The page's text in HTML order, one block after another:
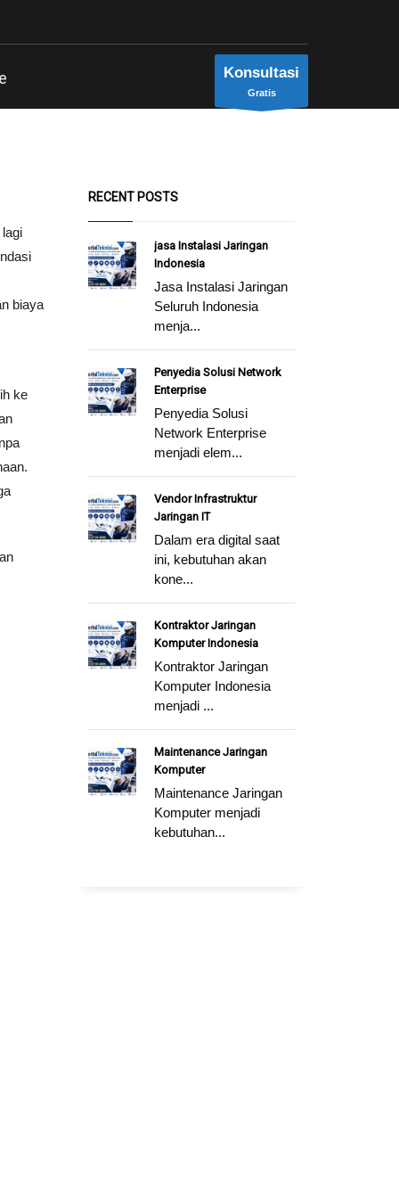
Konsultasi
Gratis
biaya
ke
RECENT POSTS
jasa Instalasi Jaringan
Indonesia
Jasa Instalasi Jaringan
Seluruh Indonesia
menja...
Penyedia Solusi Network
Enterprise
Penyedia Solusi
Network Enterprise
menjadi elem...
Vendor Infrastruktur
Jaringan IT
Dalam era digital saat
ini, kebutuhan akan
kone...
Kontraktor Jaringan
Komputer Indonesia
Kontraktor Jaringan
Komputer Indonesia
menjadi ...
Maintenance Jaringan
Komputer
Maintenance Jaringan
Komputer menjadi
kebutuhan...